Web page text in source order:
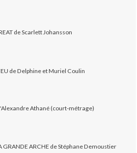
de Scarlett Johansson
de Delphine et Muriel Coulin
Athané (court-métrage)
GRANDE ARCHE de Stéphane Demoustier